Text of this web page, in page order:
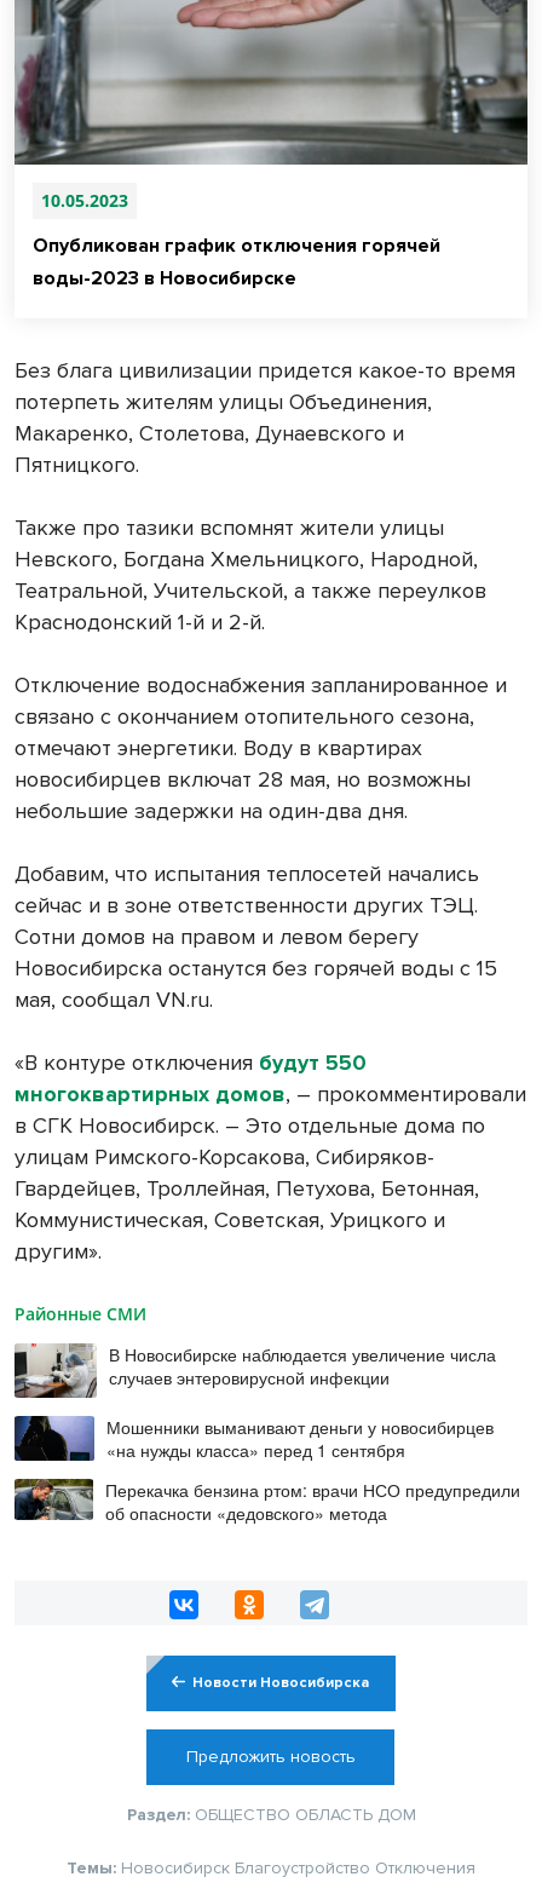
10.05.2023
Опубликован график отключения горячей
воды-2023 в Новосибирске
Без блага цивилизации придется какое-то время
потерпеть жителям улицы Объединения,
Макаренко, Столетова, Дунаевского и
Пятницкого.
Также про тазики вспомнят жители улицы
Невского, Богдана Хмельницкого, Народной,
Театральной, Учительской, а также переулков
Краснодонский 1-й и 2-й.
Отключение водоснабжения запланированное и
связано с окончанием отопительного сезона,
отмечают энергетики. Воду в квартирах
новосибирцев включат 28 мая, но возможны
небольшие задержки на один-два дня.
Добавим, что испытания теплосетей начались
сейчас и в зоне ответственности других ТЭЦ.
Сотни домов на правом и левом берегу
Новосибирска останутся без горячей воды с 15
мая, сообщал VN.ru.
«В контуре отключения будут 550
многоквартирных домов, – прокомментировали
в СГК Новосибирск. – Это отдельные дома по
улицам Римского-Корсакова, Сибиряков-
Гвардейцев, Троллейная, Петухова, Бетонная,
Коммунистическая, Советская, Урицкого и
другим».
Районные СМИ
В Новосибирске наблюдается увеличение числа
случаев энтеровирусной инфекции
Мошенники выманивают деньги у новосибирцев
«на нужды класса» перед 1 сентября
Перекачка бензина ртом: врачи НСО предупредили
об опасности «дедовского» метода
Новости Новосибирска
Предложить новость
Раздел: ОБЩЕСТВО ОБЛАСТЬ ДОМ
Темы: Новосибирск Благоустройство Отключения